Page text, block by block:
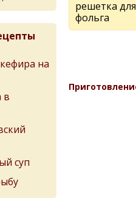
решетка
фольга
на
в
суп